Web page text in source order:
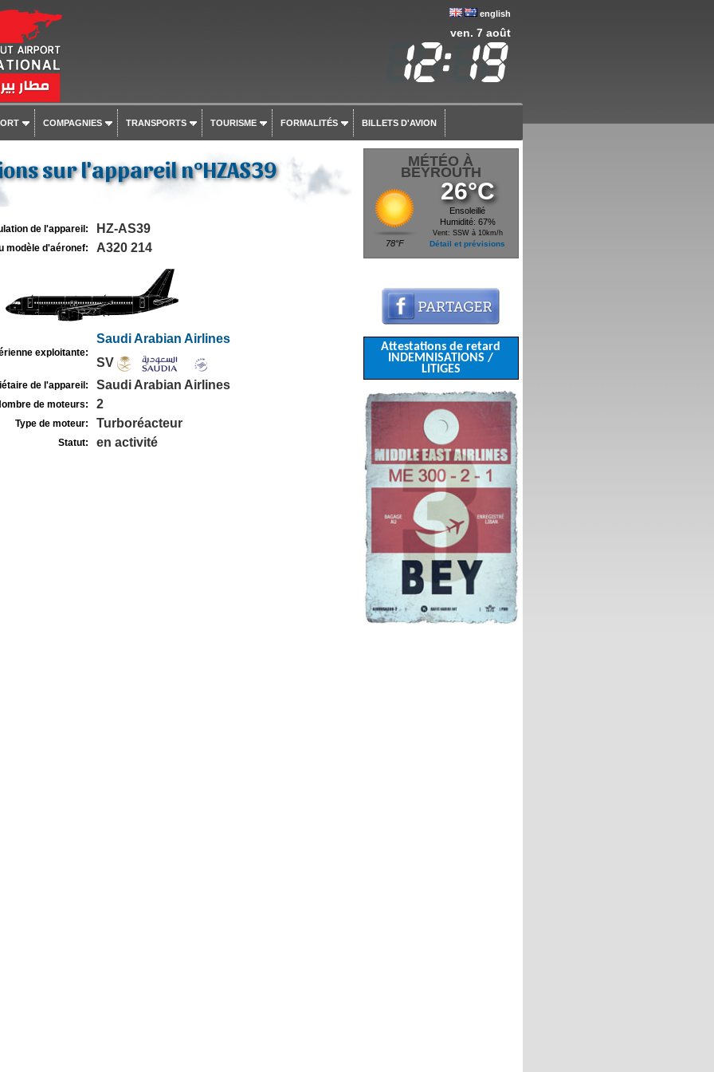
english
ven. 7 août
COMPAGNIES TRANSPORTS TOURISME FORMALITÉS BILLETS D'AVION
sur l'appareil n°HZAS39
de l'appareil: HZ-AS39
modèle d'aéronef: A320 214
exploitante:
Saudi Arabian Airlines
SV
de l'appareil: Saudi Arabian Airlines
de moteurs: 2
Type de moteur: Turboréacteur
Statut: en activité
MÉTÉO À
BEYROUTH
78°F
26°C
Ensoleillé
Humidité: 67%
Vent: SSW à 10km/h
Détail et prévisions
Attestations de retard
INDEMNISATIONS /
LITIGES